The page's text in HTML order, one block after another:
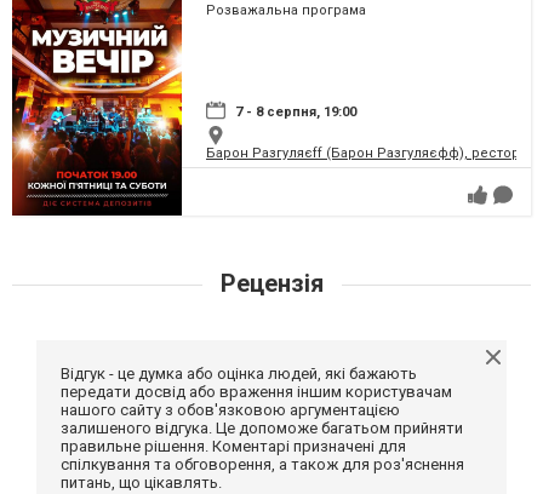
Розважальна програма
7 - 8 серпня, 19:00
Барон Разгуляєff (Барон Разгуляєфф),
Рецензія
Відгук - це думка або оцінка людей, які бажають
передати досвід або враження іншим користувачам
нашого сайту з обов'язковою аргументацією
залишеного відгука. Це допоможе багатьом прийняти
правильне рішення. Коментарі призначені для
спілкування та обговорення, а також для роз'яснення
питань, що цікавлять.